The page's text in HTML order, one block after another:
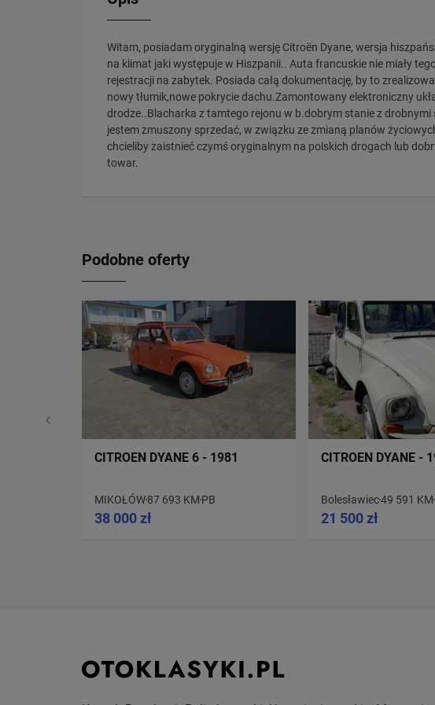
Witam, posiadam oryginalną wersję Citroën Dyane, wersja
na klimat jaki występuje w Hiszpanii.. Auta francuskie nie miały
rejestracji na zabytek. Posiada całą dokumentację, by to
nowy tłumik,nowe pokrycie dachu.Zamontowany elektroniczny
drodze..Blacharka z tamtego rejonu w b.dobrym stanie z
jestem zmuszony sprzedać, w związku ze zmianą planów
chcieliby zaistnieć czymś oryginalnym na polskich drogach lub
towar.
Podobne oferty
CITROEN DYANE 6 - 1981
MIKOŁÓW87 693 KM PB
38 000 zł
CITROEN DYANE -
Bolesławiec49 591 KM
21 500 zł